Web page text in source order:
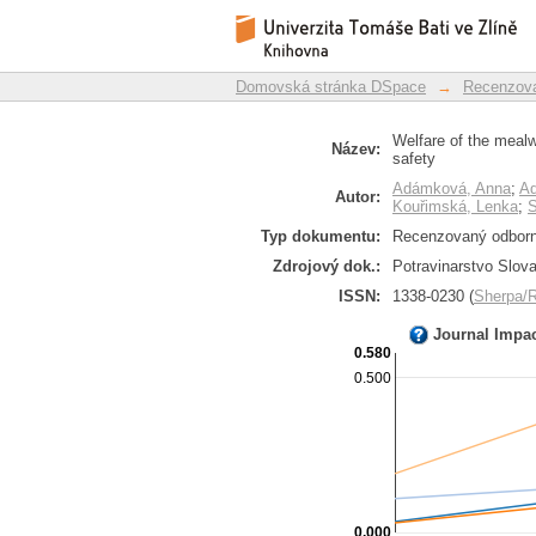
Welfare of the
and food safety
Repozitář DSpace/Manakin
Domovská stránka DSpace →
Název:
Welfare of the
safety
Autor: Adámková, Anna;
Kouřimská, Lenka;
Typ dokumentu:
Recenzovaný
Zdrojový dok.:
Potravinarstvo
ISSN:
1338-0230 (Sherpa/
Journal
0.500
0.000
0.580